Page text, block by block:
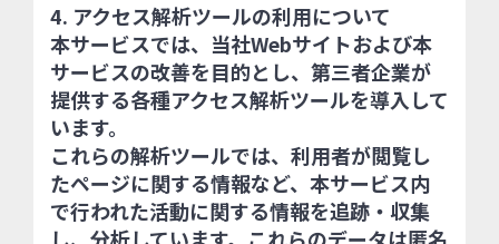
4. アクセス解析ツールの利用について
本サービスでは、当社Webサイトおよび本
サービスの改善を目的とし、第三者企業が
提供する各種アクセス解析ツールを導入して
います。
これらの解析ツールでは、利用者が閲覧し
たページに関する情報など、本サービス内
で行われた活動に関する情報を追跡・収集